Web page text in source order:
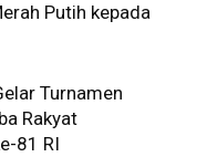
Putih kepada
Turnamen
Rakyat
81 RI